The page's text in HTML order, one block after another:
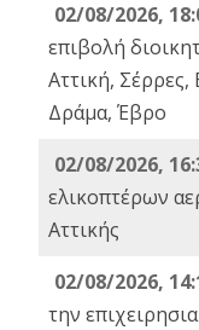
02/08/2026,
επιβολή
Αττική,
Δράμα, Έβρο
02/08/2026,
ελικοπτέρων
Αττικής
02/08/2026,
την